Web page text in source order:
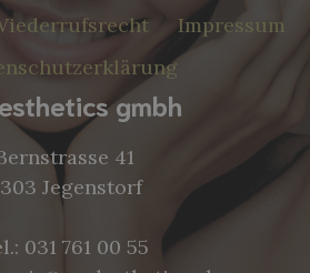
Impressum
gmbh
41
Jegenstorf
031 761 00 55